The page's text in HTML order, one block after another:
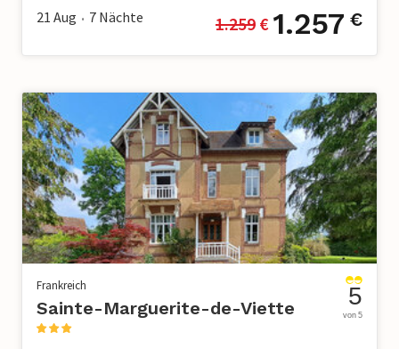
21 Aug • 7 Nächte 1.259 € 1.257 €
Frankreich
Sainte-Marguerite-de-Viette 5
von 5